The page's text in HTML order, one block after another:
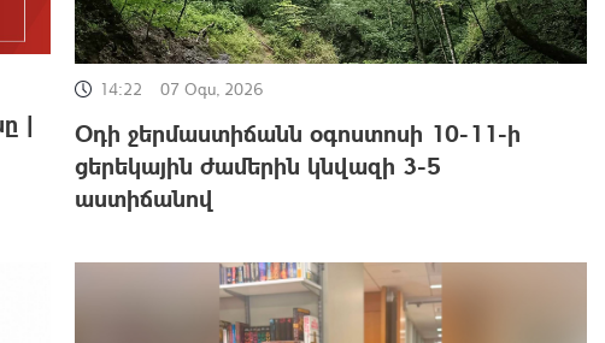
|
14:22 07 Օգս, 2026
Օդի ջերմաստիճանն օգոստոսի 10-11-ի
ցերեկային ժամերին կնվազի 3-5
աստիճանով